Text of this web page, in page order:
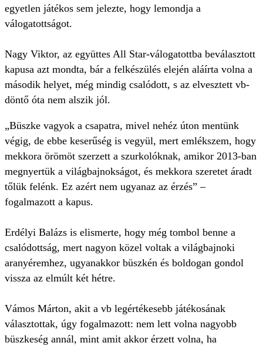
egyetlen játékos sem jelezte, hogy lemondja a
válogatottságot.
Nagy Viktor, az együttes All Star-válogatottba beválasztott
kapusa azt mondta, bár a felkészülés elején aláírta volna a
második helyet, még mindig csalódott, s az elvesztett vb-
döntő óta nem alszik jól.
„Büszke vagyok a csapatra, mivel nehéz úton mentünk
végig, de ebbe keserűség is vegyül, mert emlékszem, hogy
mekkora örömöt szerzett a szurkolóknak, amikor 2013-ban
megnyertük a világbajnokságot, és mekkora szeretet áradt
tőlük felénk. Ez azért nem ugyanaz az érzés” –
fogalmazott a kapus.
Erdélyi Balázs is elismerte, hogy még tombol benne a
csalódottság, mert nagyon közel voltak a világbajnoki
aranyéremhez, ugyanakkor büszkén és boldogan gondol
vissza az elmúlt két hétre.
Vámos Márton, akit a vb legértékesebb játékosának
választottak, úgy fogalmazott: nem lett volna nagyobb
büszkeség annál, mint amit akkor érzett volna, ha